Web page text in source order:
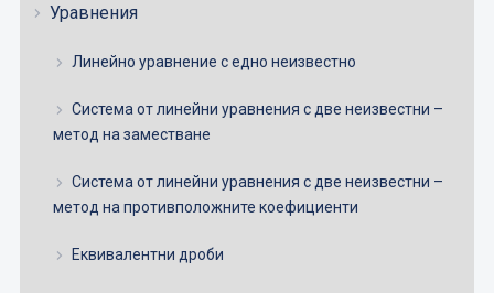
Уравнения
Линейно уравнение с едно неизвестно
Система от линейни уравнения с две неизвестни –
метод на заместване
Система от линейни уравнения с две неизвестни –
метод на противположните коефициенти
Еквивалентни дроби